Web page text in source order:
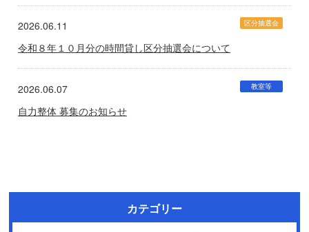
2026.06.11 区分抽選会
令和８年１０月分の時間貸し区分抽選会について
2026.06.07 教室等
自力整体 募集のお知らせ
カテゴリー